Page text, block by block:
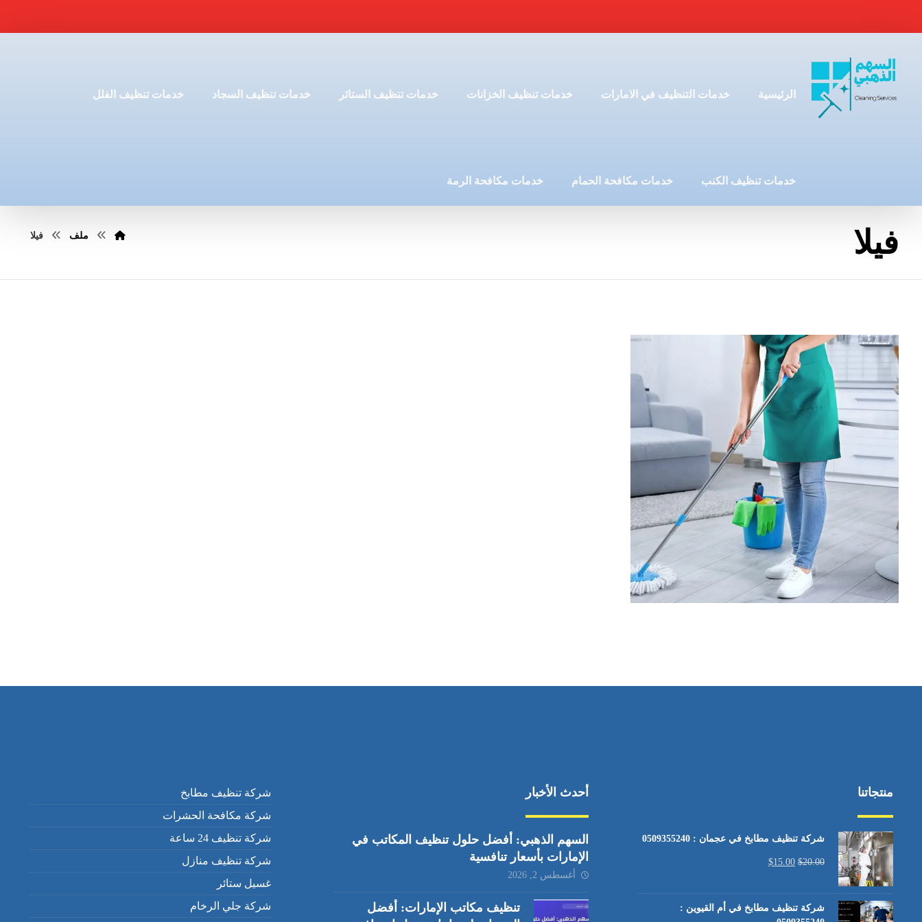
الرئيسية خدمات التنظيف في الامارات خدمات تنظيف الخزانات خدمات تنظيف الستائر خدمات تنظيف السجاد خدمات تنظيف الفلل
خدمات تنظيف الكنب خدمات مكافحة الحمام خدمات مكافحة الرمة
فيلا ملف فيلا
منتجاتنا
شركة تنظيف مطابخ في عجمان : 0509355240
$20.00
$15.00
شركة تنظيف مطابخ في أم القيوين :
أحدث الأخبار
السهم الذهبي: أفضل حلول تنظيف المكاتب في
الإمارات بأسعار تنافسية
أغسطس 2, 2026
تنظيف مكاتب الإمارات: أفضل
شركة تنظيف مطابخ
شركة مكافحة الحشرات
شركة تنظيف 24 ساعة
شركة تنظيف منازل
غسيل ستائر
شركة جلي الرخام